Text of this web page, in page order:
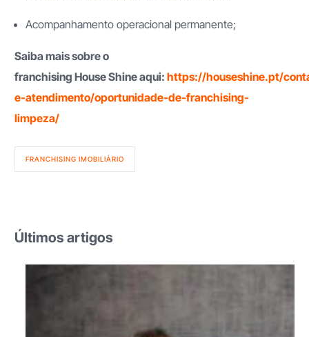
Acompanhamento operacional permanente;
Saiba mais sobre o
franchising House Shine aqui:https://houseshine.pt/
e-atendimento/oportunidade-de-franchising-
limpeza/
FRANCHISING IMOBILIÁRIO
Últimos artigos